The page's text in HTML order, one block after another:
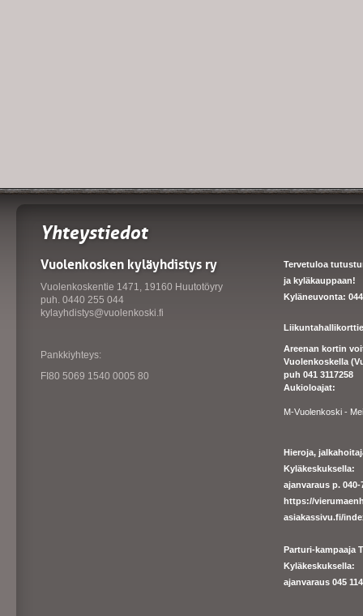
Yhteystiedot
Vuolenkosken kyläyhdistys ry
Vuolenkoskentie 1471, 19160 Huutotöyry
puh. 0440 255 044
kylayhdistys@vuolenkoski.fi
Pankkiyhteys:
FI80 5069 1540 0005 80
Tervetuloa
ja kyläkauppaan!
Kyläneuvonta: 044
Areenan kortin
Vuolenkoskella
puh 041 3117258
Aukioloajat:
M-Vuolenkoski -
Hieroja,
Kyläkeskuksella:
ajanvaraus p.
https://
asiakassivu.fi/
Parturi-kampaaja
Kyläkeskuksella:
ajanvaraus 045